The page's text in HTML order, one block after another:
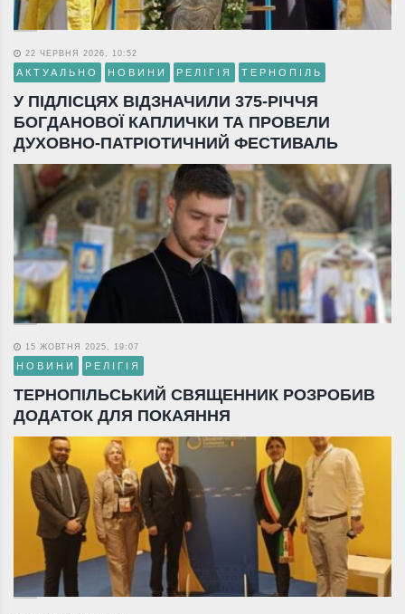
22 ЧЕРВНЯ 2026, 10:52
АКТУАЛЬНО НОВИНИ РЕЛІГІЯ ТЕРНОПІЛЬ
У ПІДЛІСЦЯХ ВІДЗНАЧИЛИ 375-РІЧЧЯ
БОГДАНОВОЇ КАПЛИЧКИ ТА ПРОВЕЛИ
ДУХОВНО-ПАТРІОТИЧНИЙ ФЕСТИВАЛЬ
15 ЖОВТНЯ 2025, 19:07
НОВИНИ РЕЛІГІЯ
ТЕРНОПІЛЬСЬКИЙ СВЯЩЕННИК РОЗРОБИВ
ДОДАТОК ДЛЯ ПОКАЯННЯ